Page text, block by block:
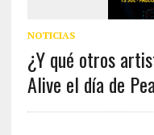
NOTICIAS
¿Y qué otros
Alive el día de